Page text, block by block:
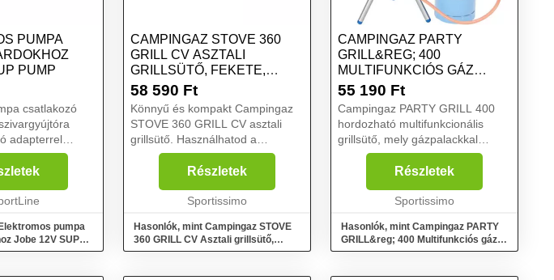
PUMPA
PUMP
csatlakozó
adapterrel
A Jobe
elektromos
egy
pumpa
Jobe 12V SUP
CAMPINGAZ STOVE 360
GRILL CV ASZTALI
GRILLSÜTŐ, FEKETE,
MÉRET
58 590 Ft
Könnyű és kompakt Campingaz
STOVE 360 GRILL CV asztali
grillsütő. Használhatod a
kertedben, lakókocsis kaland
vagy kempingezés során. Mivel
minden oldalról hozzáférhető,
ideális közös grillezésre is. ...
Részletek
Sportissimo
Hasonlók, mint Campingaz STOVE
360 GRILL CV Asztali grillsütő,
fekete, méret
CAMPINGAZ PARTY
GRILL&REG; 400
MULTIFUNKCIÓS GÁZ
GRILLSÜTŐ, KÉK, MÉRET
55 190 Ft
Campingaz PARTY GRILL 400
hordozható multifunkcionális
grillsütő, mely gázpalackkal
működtethető. A családi és baráti
kirándulások elengedhetetlen
kelléke, mivel főzőként és
sütőként is használható....
Részletek
Sportissimo
Hasonlók, mint Campingaz PARTY
GRILL&reg; 400 Multifunkciós gáz
grillsütő, kék, méret